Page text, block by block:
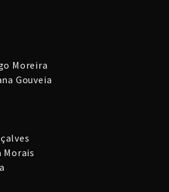
Moreira
Gouveia
Morais